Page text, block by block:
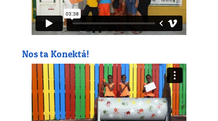
Nos ta Konektá!